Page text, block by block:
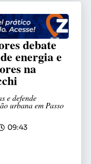
debate
energia e
na
e defende
urbana em Passo
09:43